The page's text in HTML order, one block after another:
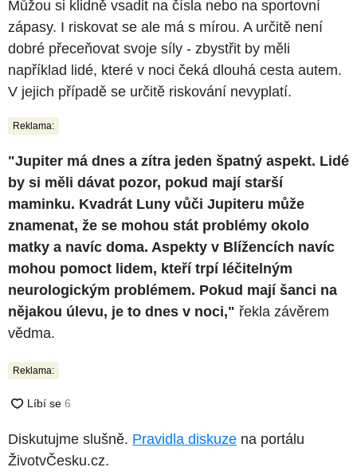
Můžou si klidně vsadit na čísla nebo na sportovní
zápasy. I riskovat se ale má s mírou. A určitě není
dobré přeceňovat svoje síly - zbystřit by měli
například lidé, které v noci čeká dlouhá cesta autem.
V jejich případě se určitě riskování nevyplatí.
Reklama:
"Jupiter má dnes a zítra jeden špatný aspekt. Lidé
by si měli dávat pozor, pokud mají starší
maminku. Kvadrát Luny vůči Jupiteru může
znamenat, že se mohou stát problémy okolo
matky a navíc doma. Aspekty v Blížencích navíc
mohou pomoct lidem, kteří trpí léčitelným
neurologickým problémem. Pokud mají šanci na
nějakou úlevu, je to dnes v noci," řekla závěrem
vědma.
Reklama:
Diskutujme slušně. Pravidla diskuze na portálu
ŽivotvČesku.cz.